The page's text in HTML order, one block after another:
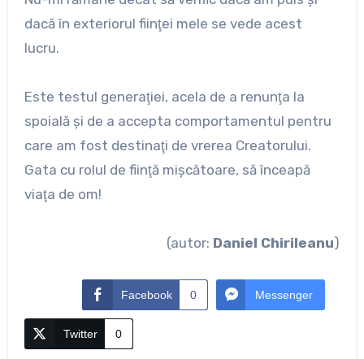
dacă în exteriorul fiinţei mele se vede acest
lucru.
Este testul generaţiei, acela de a renunţa la
spoială şi de a accepta comportamentul pentru
care am fost destinaţi de vrerea Creatorului.
Gata cu rolul de fiinţă mişcătoare, să înceapă
viaţa de om!
(autor: Daniel Chirileanu)
Facebook 0 Messenger
Twitter 0